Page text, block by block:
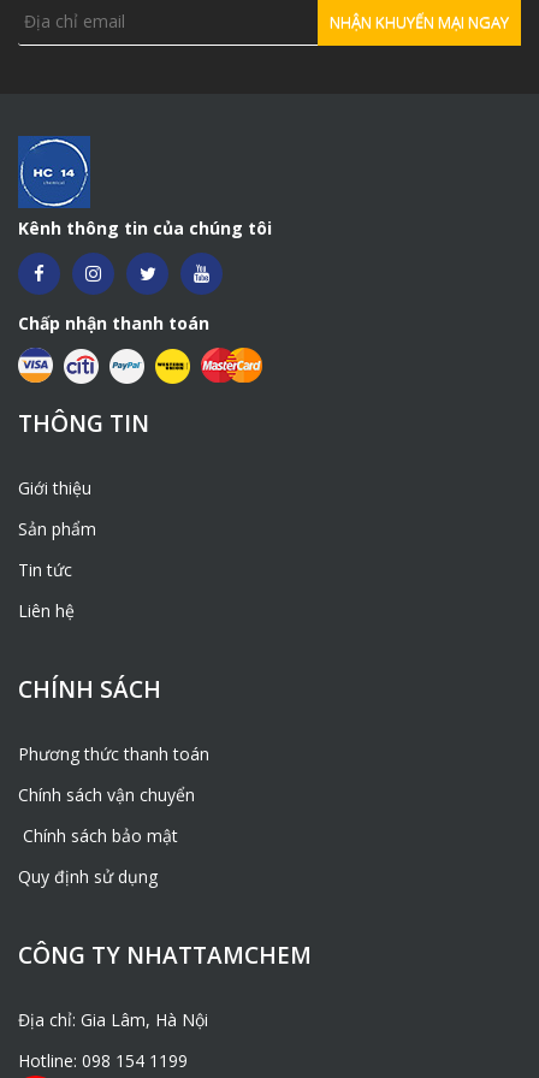
chúng tôi tự tin đủ năng lực cung cấp các loại hoá
chất theo yêu cầu của khách hàng với chất lượng
BENTONITE Ấn Độ
Hotline:
Zalo – Viber: 0981 541 199
Mail:phamtrongluong260802@gmail.com
Kênh thông tin của chúng tôi
Chấp nhận thanh toán
THÔNG TIN
Giới thiệu
Sản phẩm
Tin tức
Liên hệ
CHÍNH SÁCH
Phương thức thanh toán
Chính sách vận chuyển
Chính sách bảo mật
Quy định sử dụng
CÔNG TY NHATTAMCHEM
Địa chỉ: Gia Lâm, Hà Nội
Hotline: 098 154 1199